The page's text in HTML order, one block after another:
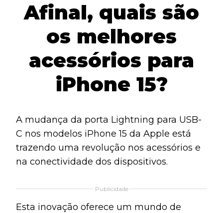
Afinal, quais são
os melhores
acessórios para
iPhone 15?
A mudança da porta Lightning para USB-
C nos modelos iPhone 15 da Apple está
trazendo uma revolução nos acessórios e
na conectividade dos dispositivos.
Publicidade
Esta inovação oferece um mundo de